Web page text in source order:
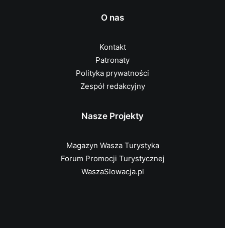
O nas
Kontakt
Patronaty
Polityka prywatności
Zespół redakcyjny
Nasze Projekty
Magazyn Wasza Turystyka
Forum Promocji Turystycznej
WaszaSlowacja.pl